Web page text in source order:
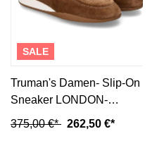
SALE
Truman's Damen- Slip-On
Sneaker LONDON-
cappuccino/ braun
375,00 €* 262,50 €*